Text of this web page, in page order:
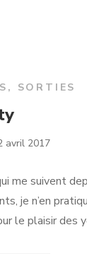
, SORTIES
avril 2017
me suivent
je n’en
le plaisir des